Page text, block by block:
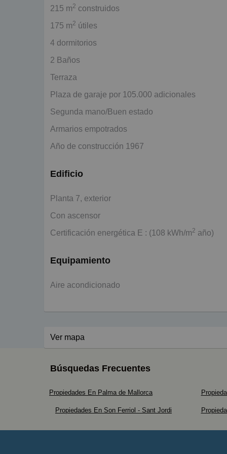
215 m2 construidos
175 m2 útiles
4 dormitorios
2 Baños
Terraza
Plaza de garaje por 105.000 adicionales
Segunda mano/Buen estado
Armarios empotrados
Año de construcción 1967
Edificio
Planta 7, exterior
Con ascensor
Certificación energética E : (108 kWh/m2 año)
Equipamiento
Aire acondicionado
Ver mapa
Búsquedas Frecuentes
Propiedades En Palma de Mallorca
Propiedades En Son Ferriol - Sant Jordi